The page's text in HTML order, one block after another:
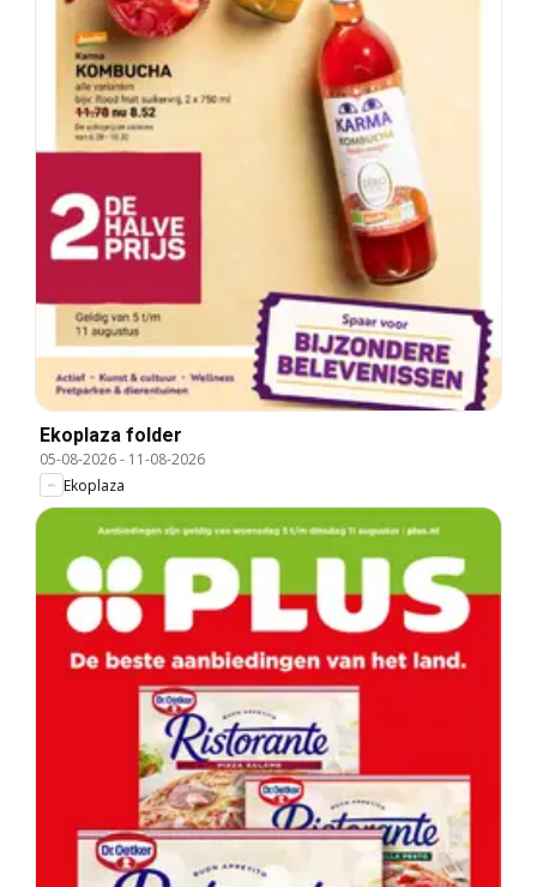
Ekoplaza folder
05-08-2026- 11-08-2026
Ekoplaza